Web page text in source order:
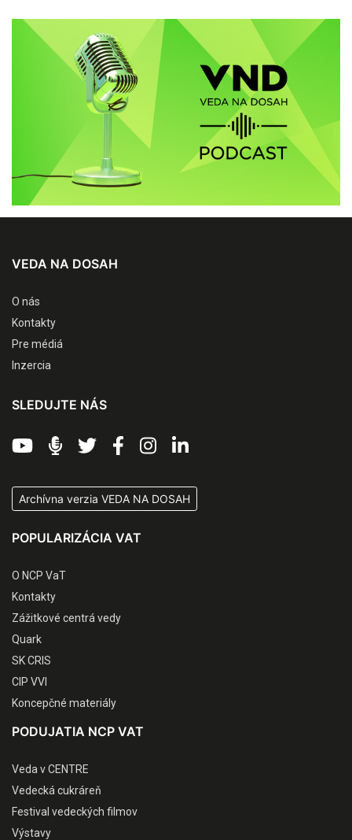
VEDA NA DOSAH
O nás
Kontakty
Pre médiá
Inzercia
SLEDUJTE NÁS
Archívna verzia VEDA NA DOSAH
POPULARIZÁCIA VAT
O NCP VaT
Kontakty
Zážitkové centrá vedy
Quark
SK CRIS
CIP VVI
Koncepčné materiály
PODUJATIA NCP VAT
Veda v CENTRE
Vedecká cukráreň
Festival vedeckých filmov
Výstavy